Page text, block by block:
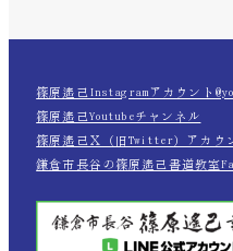
篠原遙己Instagramアカウント
篠原遙己Youtubeチャンネル
篠原遙己Ｘ（旧Twitter）アカウン
鎌倉市長谷の篠原遙己書道教室